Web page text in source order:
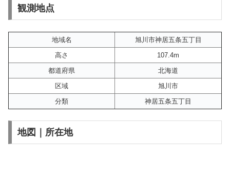
観測地点
地域名
旭川市神居五条五丁目
高さ
107.4m
都道府県
北海道
区域
旭川市
分類
神居五条五丁目
地図｜所在地